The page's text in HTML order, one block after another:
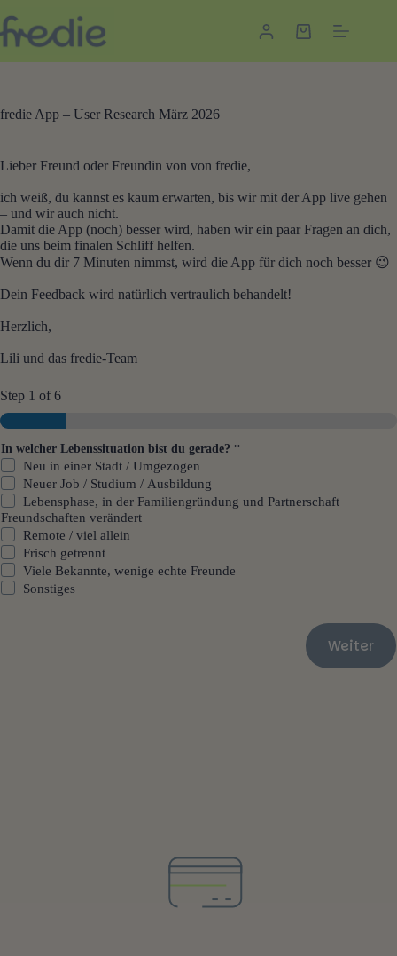
Inhalt
springen
Warenkorb
fredie App – User Research März 2026
Lieber Freund oder Freundin von von fredie,
ich weiß, du kannst es kaum erwarten, bis wir mit der App live gehen
– und wir auch nicht.
Damit die App (noch) besser wird, haben wir ein paar Fragen an dich,
die uns beim finalen Schliff helfen.
Wenn du dir 7 Minuten nimmst, wird die App für dich noch besser 😉
Dein Feedback wird natürlich vertraulich behandelt!
Herzlich,
Lili und das fredie-Team
Step 1 of 6
In welcher Lebenssituation bist du gerade? *
Neu in einer Stadt / Umgezogen
Neuer Job / Studium / Ausbildung
Lebensphase, in der Familiengründung und Partnerschaft
Freundschaften verändert
Remote / viel allein
Frisch getrennt
Viele Bekannte, wenige echte Freunde
Sonstiges
Weiter